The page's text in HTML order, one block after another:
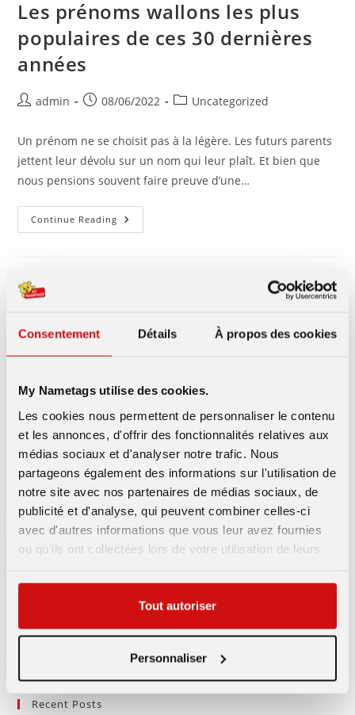
Consentement Détails À propos des cookies
My Nametags utilise des cookies.
Les cookies nous permettent de personnaliser le contenu
et les annonces, d'offrir des fonctionnalités relatives aux
médias sociaux et d'analyser notre trafic. Nous
partageons également des informations sur l'utilisation de
notre site avec nos partenaires de médias sociaux, de
publicité et d'analyse, qui peuvent combiner celles-ci
avec d'autres informations que vous leur avez fournies
ou qu'ils ont collectées lors de votre utilisation de leurs
Tout autoriser
Personnaliser
Les prénoms wallons les plus
populaires de ces 30 dernières
années
Postadmin
Post08/06/2022
PostUncategorized
Un prénom ne se choisit pas à la légère. Les futurs parents
jettent leur dévolu sur un nom qui leur plaît. Et bien que
nous pensions souvent faire preuve d’une…
Continue Reading Les
Prénoms
Années
Qu’est-ce que les enfants
apprennent exactement des
jouets ?
Post
author:
admin
published:
06/06/2022
Post
category:
Des concepts amusants et éducatifs ! Article invité
par Maddie Irwin Ce n'est un secret pour personne que les
enfants apprennent en jouant. Ce qui peut être un mystère
pour certains…
Qu’est-
Ce
Que
Les
Exactement
Des
Jouets
to
Recent Posts